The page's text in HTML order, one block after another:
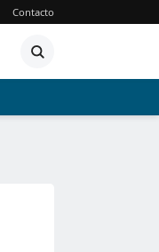
Contacto